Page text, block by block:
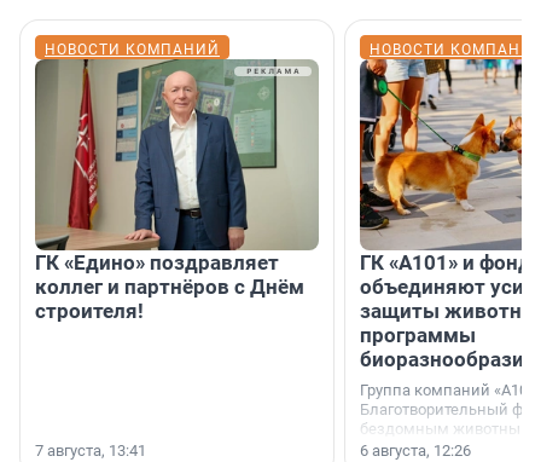
НОВОСТИ КОМПАНИЙ
ГК «Едино» поздравляет
коллег и партнёров с Днём
строителя!
7 августа, 13:41
НОВОСТИ
ГК «А101» и фонд
объединяют
защиты
программы
биоразнообразия
Группа компаний
Благотворительный
бездомным животным
заключили соглашение
6 августа, 12:26